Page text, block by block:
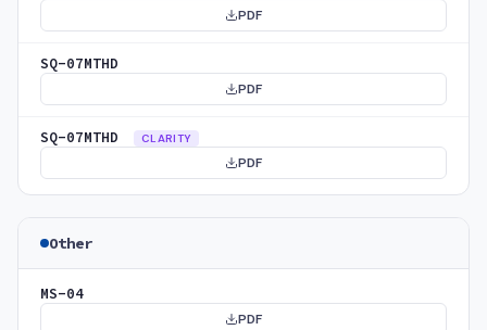
PDF
SQ-07MTHD
PDF
SQ-07MTHD CLARITY
PDF
Other
MS-04
PDF